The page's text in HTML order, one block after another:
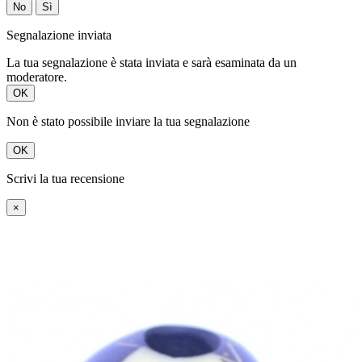
No Sì
Segnalazione inviata
La tua segnalazione è stata inviata e sarà esaminata da un
moderatore.
OK
Non è stato possibile inviare la tua segnalazione
OK
Scrivi la tua recensione
×